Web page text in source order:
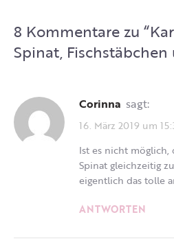
8 Kommentare zu “
Spinat,
Corinna sagt:
16. März 2019 um
Ist es nicht
Spinat gleichzeitig
eigentlich das tolle
ANTWORTEN